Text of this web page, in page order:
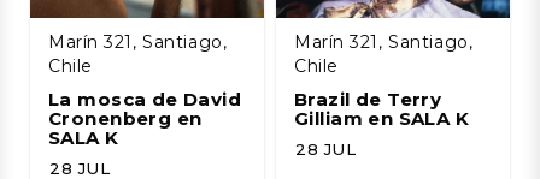
Marín 321, Santiago,
Chile
La mosca de David
Cronenberg en
SALA K
28 JUL
Marín 321, Santiago,
Chile
Brazil de Terry
Gilliam en SALA K
28 JUL